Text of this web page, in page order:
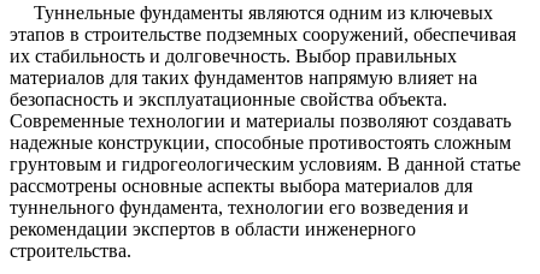
Туннельные фундаменты являются одним из ключевых
этапов в строительстве подземных сооружений, обеспечивая
их стабильность и долговечность. Выбор правильных
материалов для таких фундаментов напрямую влияет на
безопасность и эксплуатационные свойства объекта.
Современные технологии и материалы позволяют создавать
надежные конструкции, способные противостоять сложным
грунтовым и гидрогеологическим условиям. В данной статье
рассмотрены основные аспекты выбора материалов для
туннельного фундамента, технологии его возведения и
рекомендации экспертов в области инженерного
строительства.